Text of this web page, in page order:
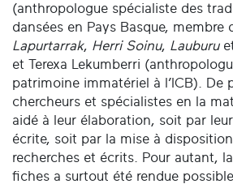
(anthropologue spécialiste des
dansées en Pays Basque, membre
Lapurtarrak, Herri Soinu, Lauburu
et Terexa Lekumberri
patrimoine immatériel à l’ICB). De
chercheurs et spécialistes en la
aidé à leur élaboration, soit par
écrite, soit par la mise à
recherches et écrits. Pour autant,
fiches a surtout été rendue